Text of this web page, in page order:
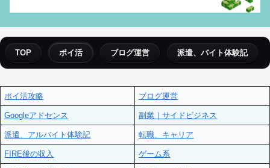
TOP ポイ活 ブログ運営 派遣、バイト体験記
ポイ活攻略 ブログ運営
Googleアドセンス 副業｜サイドビジネス
派遣、アルバイト体験記 転職、キャリア
FIRE後の収入 ゲーム系